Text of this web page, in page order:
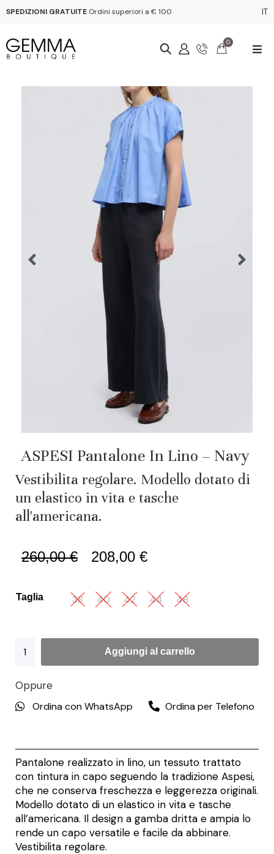
SPEDIZIONI GRATUITE Ordini superiori a € 100 IT
0
ASPESI Pantalone In Lino – Navy
Vestibilita regolare. Modello dotato di
un elastico in vita e tasche
all'americana.
260,00€ 208,00 €
Taglia 38 40 42 44 48
Aggiungi al carrello
Oppure
Ordina con WhatsApp Ordina per Telefono
Pantalone realizzato in lino, un tessuto trattato
con tintura in capo seguendo la tradizione Aspesi,
che ne conserva freschezza e leggerezza originali.
Modello dotato di un elastico in vita e tasche
all’americana. Il design a gamba dritta e ampia lo
rende un capo versatile e facile da abbinare.
Vestibilita regolare.